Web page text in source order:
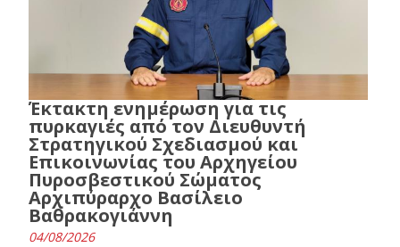
Έκτακτη ενημέρωση για τις
πυρκαγιές από τον Διευθυντή
Στρατηγικού Σχεδιασμού και
Επικοινωνίας του Αρχηγείου
Πυροσβεστικού Σώματος
Αρχιπύραρχο Βασίλειο
Βαθρακογιάννη
04/08/2026